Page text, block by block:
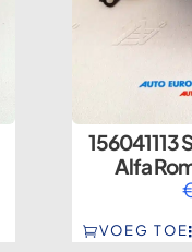
Alfa
VOEG TOE